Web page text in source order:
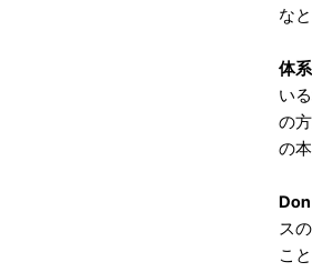
な
体
い
の
の
ス
こ